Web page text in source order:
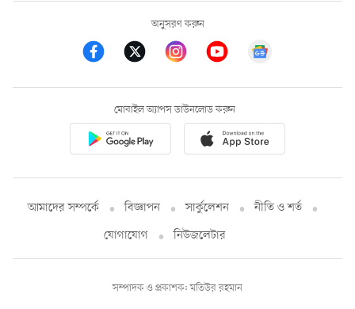
অনুসরণ করুন
মোবাইল অ্যাপস ডাউনলোড করুন
আমাদের সম্পর্কে বিজ্ঞাপন সার্কুলেশন
নীতি ও শর্ত
যোগাযোগ
নিউজলেটার
সম্পাদক ও প্রকাশক: মতিউর রহমান